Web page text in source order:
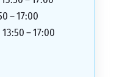
– 17:00
– 17:00